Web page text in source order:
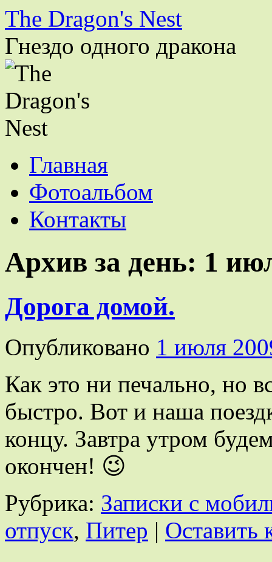
The Dragon's Nest
Гнездо одного дракона
Перейти
содержимому
Главная
Фотоальбом
Контакты
Архив за день: 1
Дорога домой.
Опубликовано 1 июля
Как это ни печально, но
быстро. Вот и наша
концу. Завтра утром
окончен! 😉
Рубрика: Записки с
отпуск, Питер | Оставить